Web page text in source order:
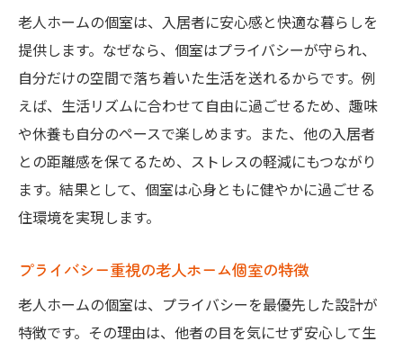
老人ホームの個室は、入居者に安心感と快適な暮らしを
提供します。なぜなら、個室はプライバシーが守られ、
自分だけの空間で落ち着いた生活を送れるからです。例
えば、生活リズムに合わせて自由に過ごせるため、趣味
や休養も自分のペースで楽しめます。また、他の入居者
との距離感を保てるため、ストレスの軽減にもつながり
ます。結果として、個室は心身ともに健やかに過ごせる
住環境を実現します。
プライバシー重視の老人ホーム個室の特徴
老人ホームの個室は、プライバシーを最優先した設計が
特徴です。その理由は、他者の目を気にせず安心して生